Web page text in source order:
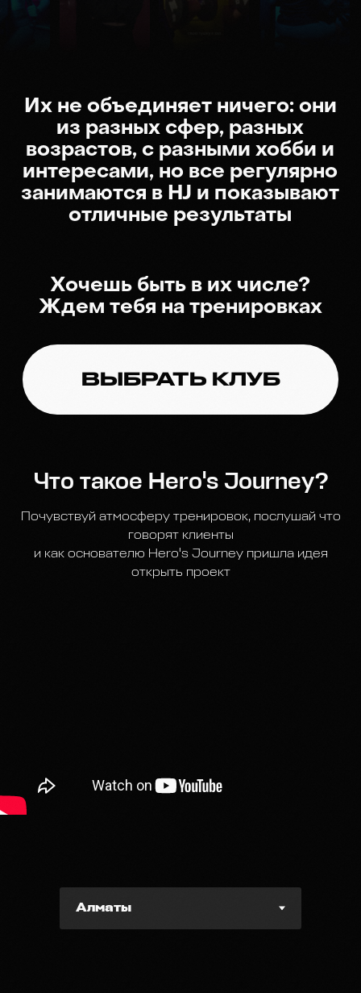
Что такое Hero's Journey?
Почувствуй атмосферу тренировок, послушай что
говорят клиенты
и как основателю Hero's Journey пришла идея
открыть проект